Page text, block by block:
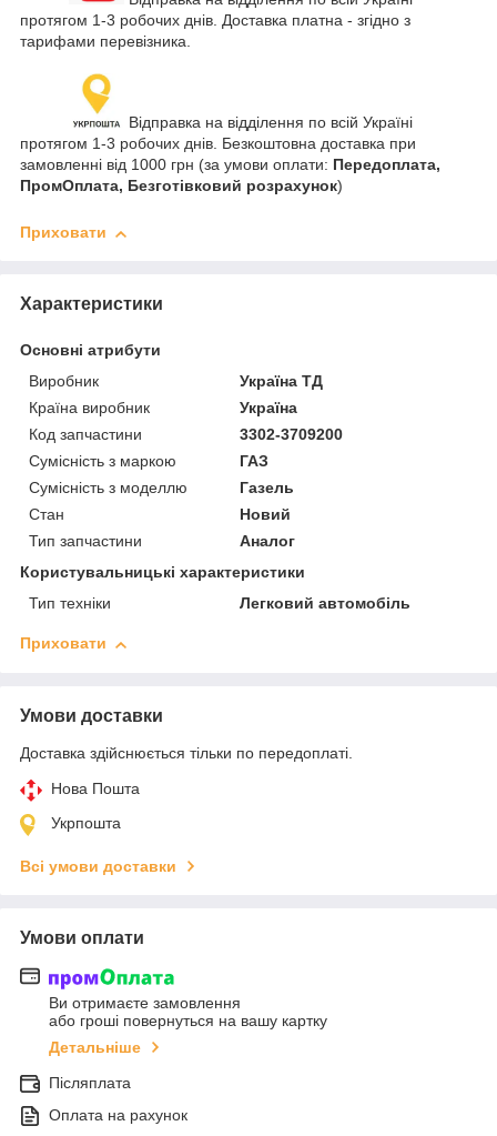
протягом 1-3 робочих днів. Доставка платна - згідно з
тарифами перевізника.
Відправка на відділення по всій Україні
протягом 1-3 робочих днів. Безкоштовна доставка при
замовленні від 1000 грн (за умови оплати: Передоплата,
ПромОплата, Безготівковий розрахунок)
Приховати
Характеристики
Основні атрибути
Виробник
Україна ТД
Країна виробник
Україна
Код запчастини
3302-3709200
Сумісність з маркою
ГАЗ
Сумісність з моделлю
Газель
Стан
Новий
Тип запчастини
Аналог
Користувальницькі характеристики
Тип техніки
Легковий автомобіль
Приховати
Умови доставки
Доставка здійснюється тільки по передоплаті.
Нова Пошта
Укрпошта
Всі умови доставки
Умови оплати
Ви отримаєте замовлення
або гроші повернуться на вашу картку
Детальніше
Післяплата
Оплата на рахунок